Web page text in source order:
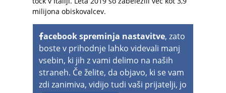
milijona obiskovalcev.
acebook spreminja nastavitve, zato
boste v prihodnje lahko videvali manj
vsebin, ki jih z vami delimo na naših
straneh. Če želite, da objavo, ki se vam
zdi zanimiva, vidijo tudi vaši prijatelji, jo